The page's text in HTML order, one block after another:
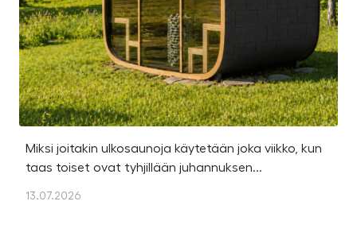
Miksi joitakin ulkosaunoja käytetään joka viikko, kun
taas toiset ovat tyhjillään juhannuksen...
13.07.2026